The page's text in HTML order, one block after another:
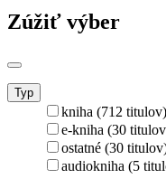
Zúžiť výber
Typ
kniha (712 titulov)
e-kniha (30
ostatné (30
audiokniha (5